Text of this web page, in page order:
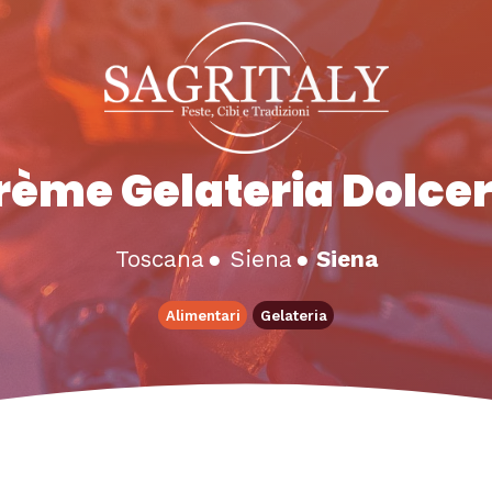
Gelateria
Toscana● Siena●Siena
Alimentari Gelateria